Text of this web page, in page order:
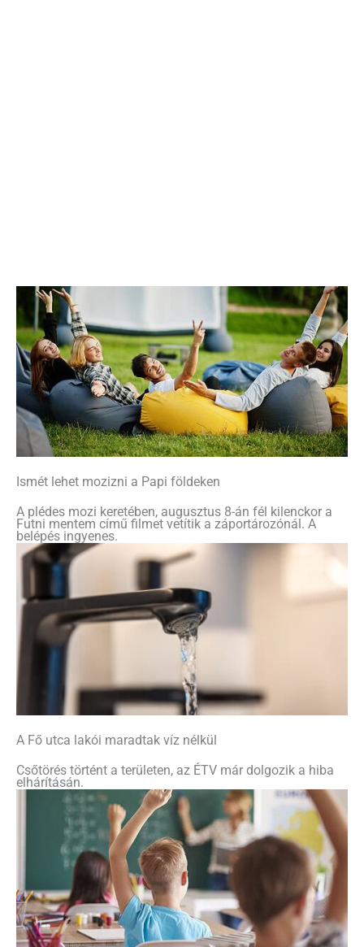
Ismét lehet mozizni a Papi földeken
A plédes mozi keretében, augusztus 8-án fél kilenckor a
Futni mentem című filmet vetítik a záportározónál. A
belépés ingyenes.
A Fő utca lakói maradtak víz nélkül
Csőtörés történt a területen, az ÉTV már dolgozik a hiba
elhárításán.